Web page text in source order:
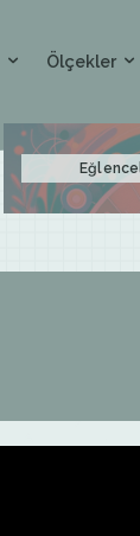
Ölçekler